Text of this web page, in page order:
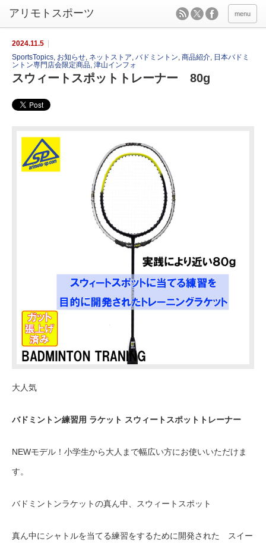
menu
2024.11.5
SportsTopics, お知らせ, ネットストア, バドミントン, 商品紹介, 日本バドミ
ントン専門店会限定商品, 津山インフォ
スウィートスポットトレーナー 80g
大人気
バドミントン練習用 ラケット スウィートスポットトレーナー
NEWモデル！小学生から大人まで幅広い方にお使いいただけま
す。
バドミントンラケットの真ん中、スウィートスポット
真ん中にシャトルを当てる練習をするために開発された スイー